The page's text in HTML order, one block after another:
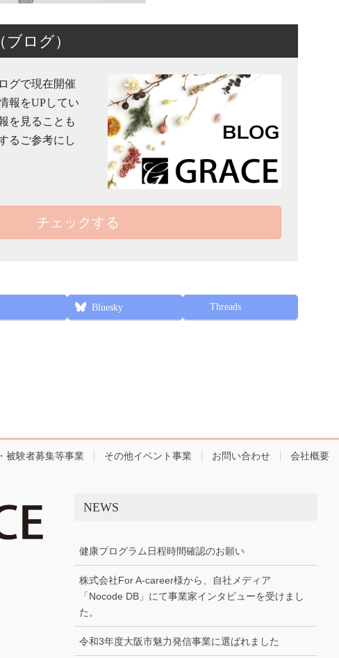
ログ）
グで現在開催
報をUPしてい
を見ることも
るご参考にし
チェックする
Bluesky Threads
被験者募集等事業 その他イベント事業 お問い合わせ 会社概要
NEWS
健康プログラム日程時間確認のお願い
株式会社For A-career様から、自社メディア
「Nocode DB」にて事業家インタビューを受けまし
た。
令和3年度大阪市魅力発信事業に選ばれました